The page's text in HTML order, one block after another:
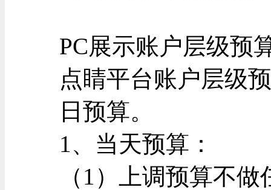
PC展示账户层级预
点睛平台账户层级
日预算。
1、当天预算：
（1）上调预算不